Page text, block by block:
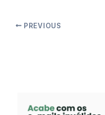
PREVIOUS